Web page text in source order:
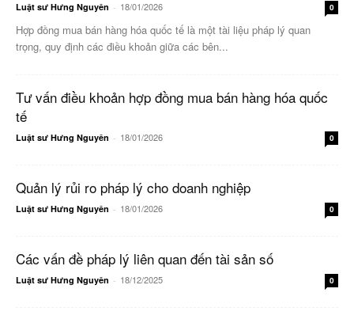
Luật sư Hưng Nguyên - 18/01/2026 0
Hợp đồng mua bán hàng hóa quốc tế là một tài liệu pháp lý quan
trọng, quy định các điều khoản giữa các bên...
Tư vấn điều khoản hợp đồng mua bán hàng hóa quốc
tế
Luật sư Hưng Nguyên - 18/01/2026 0
Quản lý rủi ro pháp lý cho doanh nghiệp
Luật sư Hưng Nguyên - 18/01/2026 0
Các vấn đề pháp lý liên quan đến tài sản số
Luật sư Hưng Nguyên - 18/12/2025 0